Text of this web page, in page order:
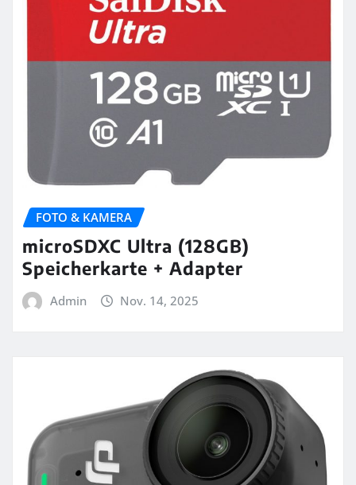
FOTO & KAMERA
microSDXC Ultra (128GB)
Speicherkarte + Adapter
Admin Nov. 14, 2025